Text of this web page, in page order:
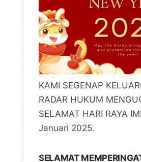
KAMI SEGENAP
RADAR HUKUM
SELAMAT HARI RAYA
Januari 2025.
SELAMAT